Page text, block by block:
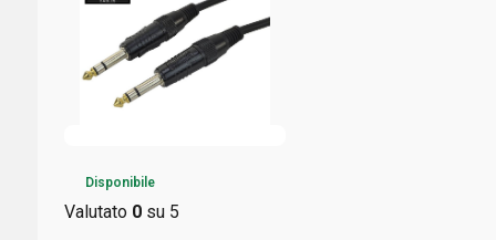
Disponibile
Valutato 0su 5